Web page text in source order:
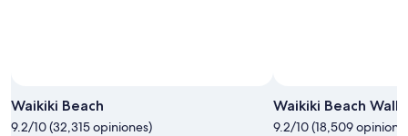
Waikiki Beach
9.2/10 (32,315 opiniones)
Waikiki Beach Walk
9.2/10 (18,509